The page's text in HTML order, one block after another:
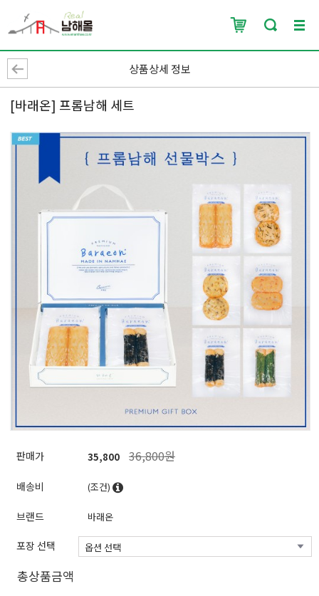
상품상세 정보
[바래온] 프롬남해 세트
판매가 35,800 36,800원
배송비 (조건)
브랜드 바래온
포장 선택
총상품금액